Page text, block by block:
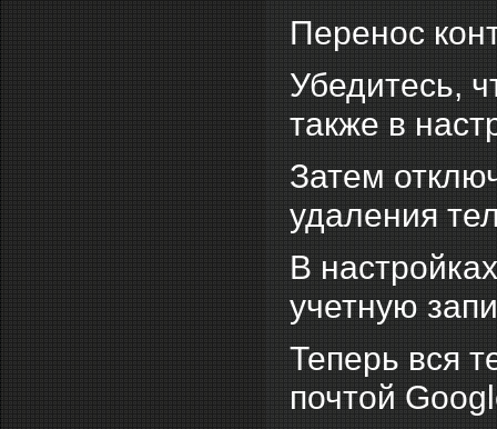
Перенос
Убедитесь,
также в
Затем
удаления
В
учетную
Теперь вся
почтой